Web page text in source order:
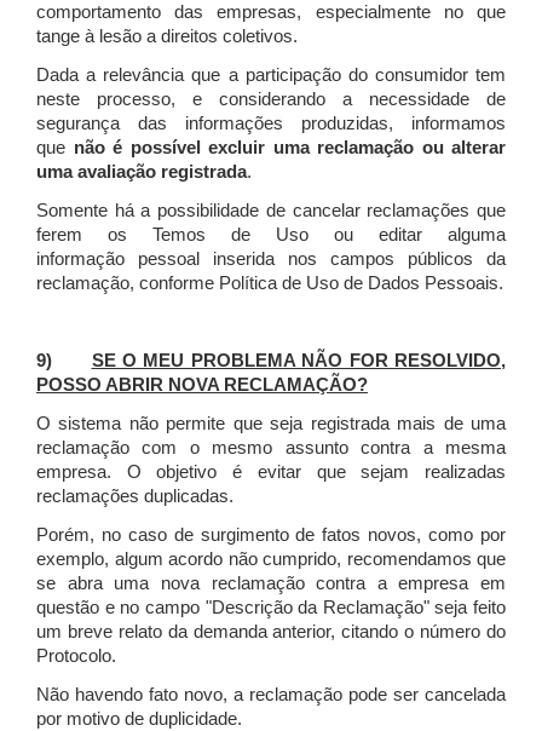
comportamento das empresas, especialmente no que
tange à lesão a direitos coletivos.
Dada a relevância que a participação do consumidor tem
neste processo, e considerando a necessidade de
segurança das informações produzidas, informamos
que não é possível excluir uma reclamação ou alterar
uma avaliação registrada.
Somente há a possibilidade de cancelar reclamações que
ferem os Temos de Uso ou editar alguma
informação pessoal inserida nos campos públicos da
reclamação, conforme Política de Uso de Dados Pessoais.
9) SE O MEU PROBLEMA NÃO FOR RESOLVIDO,
POSSO ABRIR NOVA RECLAMAÇÃO?
O sistema não permite que seja registrada mais de uma
reclamação com o mesmo assunto contra a mesma
empresa. O objetivo é evitar que sejam realizadas
reclamações duplicadas.
Porém, no caso de surgimento de fatos novos, como por
exemplo, algum acordo não cumprido, recomendamos que
se abra uma nova reclamação contra a empresa em
questão e no campo "Descrição da Reclamação" seja feito
um breve relato da demanda anterior, citando o número do
Protocolo.
Não havendo fato novo, a reclamação pode ser cancelada
por motivo de duplicidade.